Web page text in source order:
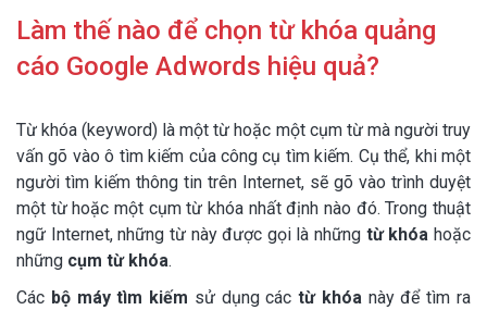
Làm thế nào để chọn từ khóa quảng
cáo Google Adwords hiệu quả?
Từ khóa (keyword) là một từ hoặc một cụm từ mà người truy
vấn gõ vào ô tìm kiếm của công cụ tìm kiếm. Cụ thể, khi một
người tìm kiếm thông tin trên Internet, sẽ gõ vào trình duyệt
một từ hoặc một cụm từ khóa nhất định nào đó. Trong thuật
ngữ Internet, những từ này được gọi là những từ khóa hoặc
những cụm từ khóa.
Các bộ máy tìm kiếm sử dụng cáctừ khóa này để tìm ra